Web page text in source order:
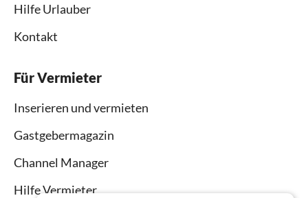
Hilfe Urlauber
Kontakt
Für Vermieter
Inserieren und vermieten
Gastgebermagazin
Channel Manager
Hilfe Vermieter